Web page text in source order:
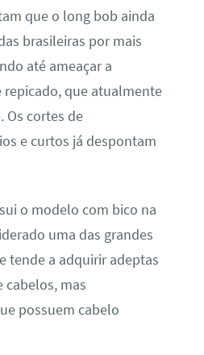
que o long bob ainda
brasileiras por mais
até ameaçar a
repicado, que atualmente
Os cortes de
e curtos já despontam
o modelo com bico na
uma das grandes
tende a adquirir adeptas
cabelos, mas
possuem cabelo